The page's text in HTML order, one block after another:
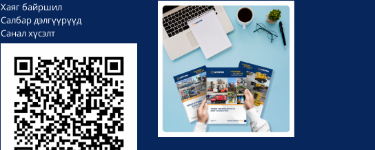
Хаяг байршил
Салбар дэлгүүрүүд
Санал хүсэлт